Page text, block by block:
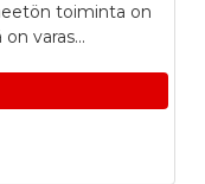
toiminta on
varas...